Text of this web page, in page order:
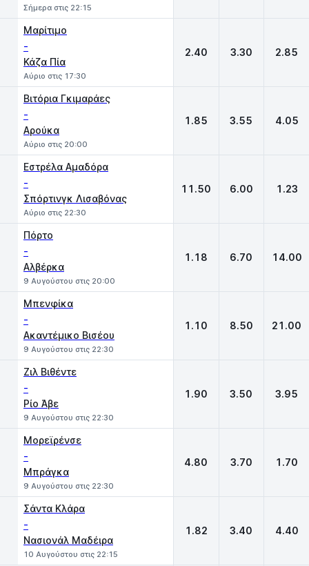
Σήμερα στις 22:15
Μαρίτιμο
-
Κάζα Πία
Αύριο στις 17:30
2.40 3.30 2.85
Βιτόρια Γκιμαράες
-
Αρούκα
Αύριο στις 20:00
1.85 3.55 4.05
Εστρέλα Αμαδόρα
-
Σπόρτινγκ Λισαβόνας
Αύριο στις 22:30
11.50 6.00 1.23
Πόρτο
-
Αλβέρκα
9 Αυγούστου στις 20:00
1.18 6.70 14.00
Μπενφίκα
-
Ακαντέμικο Βισέου
9 Αυγούστου στις 22:30
1.10 8.50 21.00
Ζιλ Βιθέντε
-
Ρίο Άβε
9 Αυγούστου στις 22:30
1.90 3.50 3.95
Μορεϊρένσε
-
Μπράγκα
9 Αυγούστου στις 22:30
4.80 3.70 1.70
Σάντα Κλάρα
-
Νασιονάλ Μαδέιρα
10 Αυγούστου στις 22:15
1.82 3.40 4.40